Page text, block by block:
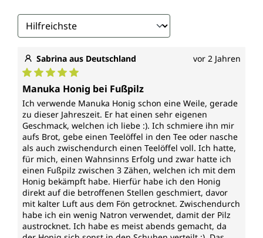
Sabrina aus Deutschland vor 2 Jahren
Durchschnittliche Bewertung von 5 von 5 Sternen
Manuka Honig bei Fußpilz
Ich verwende Manuka Honig schon eine Weile, gerade
zu dieser Jahreszeit. Er hat einen sehr eigenen
Geschmack, welchen ich liebe :). Ich schmiere ihn mir
aufs Brot, gebe einen Teelöffel in den Tee oder nasche
als auch zwischendurch einen Teelöffel voll. Ich hatte,
für mich, einen Wahnsinns Erfolg und zwar hatte ich
einen Fußpilz zwischen 3 Zähen, welchen ich mit dem
Honig bekämpft habe. Hierfür habe ich den Honig
direkt auf die betroffenen Stellen geschmiert, davor
mit kalter Luft aus dem Fön getrocknet. Zwischendurch
habe ich ein wenig Natron verwendet, damit der Pilz
austrocknet. Ich habe es meist abends gemacht, da